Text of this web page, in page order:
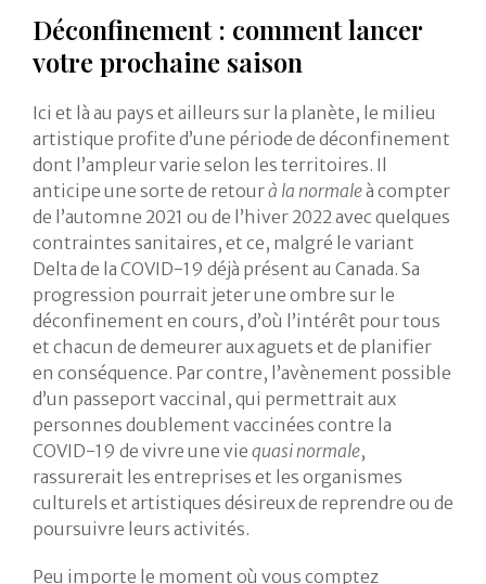
Déconfinement : comment lancer
votre prochaine saison
Ici et là au pays et ailleurs sur la planète, le milieu
artistique profite d’une période de déconfinement
dont l’ampleur varie selon les territoires. Il
anticipe une sorte de retourà la normaleà compter
de l’automne 2021 ou de l’hiver 2022 avec quelques
contraintes sanitaires, et ce, malgré le variant
Delta de la COVID-19 déjà présent au Canada. Sa
progression pourrait jeter une ombre sur le
déconfinement en cours, d’où l’intérêt pour tous
et chacun de demeurer aux aguets et de planifier
en conséquence. Par contre, l’avènement possible
d’un passeport vaccinal, qui permettrait aux
personnes doublement vaccinées contre la
COVID-19 de vivre une vie quasi normale,
rassurerait les entreprises et les organismes
culturels et artistiques désireux de reprendre ou de
poursuivre leurs activités.
Peu importe le moment où vous comptez